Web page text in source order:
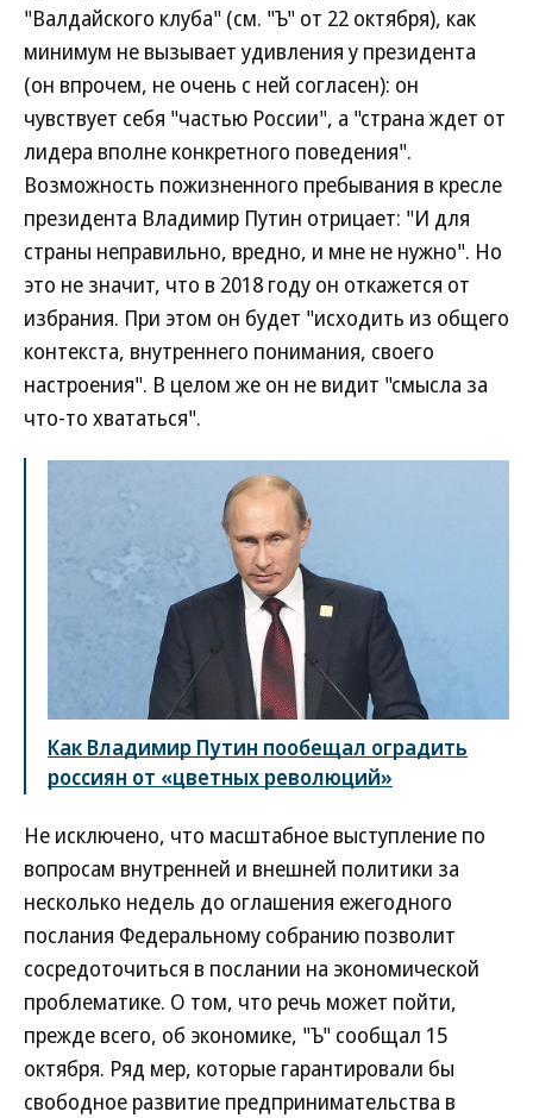
"Валдайского клуба" (см. "Ъ" от 22 октября), как
минимум не вызывает удивления у президента
(он впрочем, не очень с ней согласен): он
чувствует себя "частью России", а "страна ждет от
лидера вполне конкретного поведения".
Возможность пожизненного пребывания в кресле
президента Владимир Путин отрицает: "И для
страны неправильно, вредно, и мне не нужно". Но
это не значит, что в 2018 году он откажется от
избрания. При этом он будет "исходить из общего
контекста, внутреннего понимания, своего
настроения". В целом же он не видит "смысла за
что-то хвататься".
Как Владимир Путин пообещал оградить
россиян от «цветных революций»
Не исключено, что масштабное выступление по
вопросам внутренней и внешней политики за
несколько недель до оглашения ежегодного
послания Федеральному собранию позволит
сосредоточиться в послании на экономической
проблематике. О том, что речь может пойти,
прежде всего, об экономике, "Ъ" сообщал 15
октября. Ряд мер, которые гарантировали бы
свободное развитие предпринимательства в